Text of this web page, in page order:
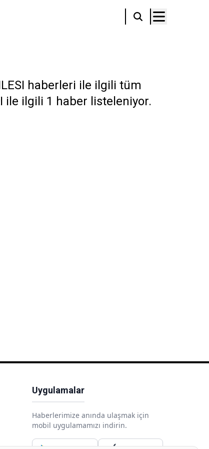
haberleri ile ilgili tüm
ile ilgili 1 haber listeleniyor.
Uygulamalar
Haberlerimize anında ulaşmak için
mobil uygulamamızı indirin.